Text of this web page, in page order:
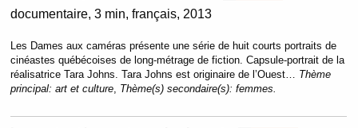
documentaire 3 min français 2013
Les Dames aux caméras présente une série de huit courts portraits de
cinéastes québécoises de long-métrage de fiction. Capsule-portrait de la
réalisatrice Tara Johns. Tara Johns est originaire de l’Ouest… Thème
principal: art et culture, Thème(s) secondaire(s): femmes.